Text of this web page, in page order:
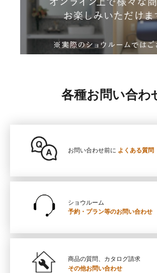
各種お問い合わ
お問い合わせ前に よくある質問
ショウルーム
予約・プラン等のお問い合わせ
商品の質問、カタログ請求
その他お問い合わせ